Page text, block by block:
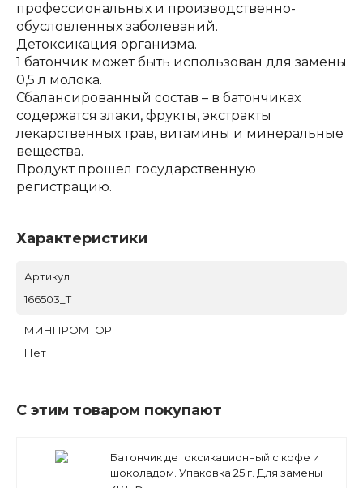
профессиональных и производственно-
обусловленных заболеваний.
Детоксикация организма.
1 батончик может быть использован для замены
0,5 л молока.
Сбалансированный состав – в батончиках
содержатся злаки, фрукты, экстракты
лекарственных трав, витамины и минеральные
вещества.
Продукт прошел государственную
регистрацию.
Характеристики
Артикул
166503_Т
МИНПРОМТОРГ
Нет
С этим товаром покупают
Батончик детоксикационный с кофе и
шоколадом. Упаковка 25 г. Для замены